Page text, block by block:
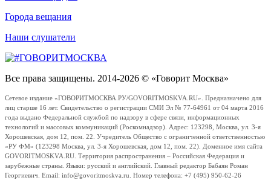
Города вещания
Наши слушатели
Все права защищены. 2014-2026 © «Говорит Москва»
Сетевое издание «ГОВОРИТМОСКВА.РУ/GOVORITMOSKVA.RU». Предназначено для
лиц старше 16 лет. Свидетельство о регистрации СМИ Эл № 77-64961 от 04 марта 2016
года выдано Федеральной службой по надзору в сфере связи, информационных
технологий и массовых коммуникаций (Роскомнадзор). Адрес: 123298, Москва, ул. 3-я
Хорошевская, дом 12, пом. 22. Учредитель Общество с ограниченной ответственностью
«РУ ФМ» (123298 Москва, ул. 3-я Хорошевская, дом 12, пом. 22). Доменное имя сайта
GOVORITMOSKVA.RU. Территория распространения – Российская Федерация и
зарубежные страны. Языки: русский и английский. Главный редактор Бабаян Роман
Георгиевич. Email: info@govoritmoskva.ru. Номер телефона: +7 (495) 950-62-26